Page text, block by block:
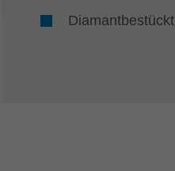
Diamantbestückt